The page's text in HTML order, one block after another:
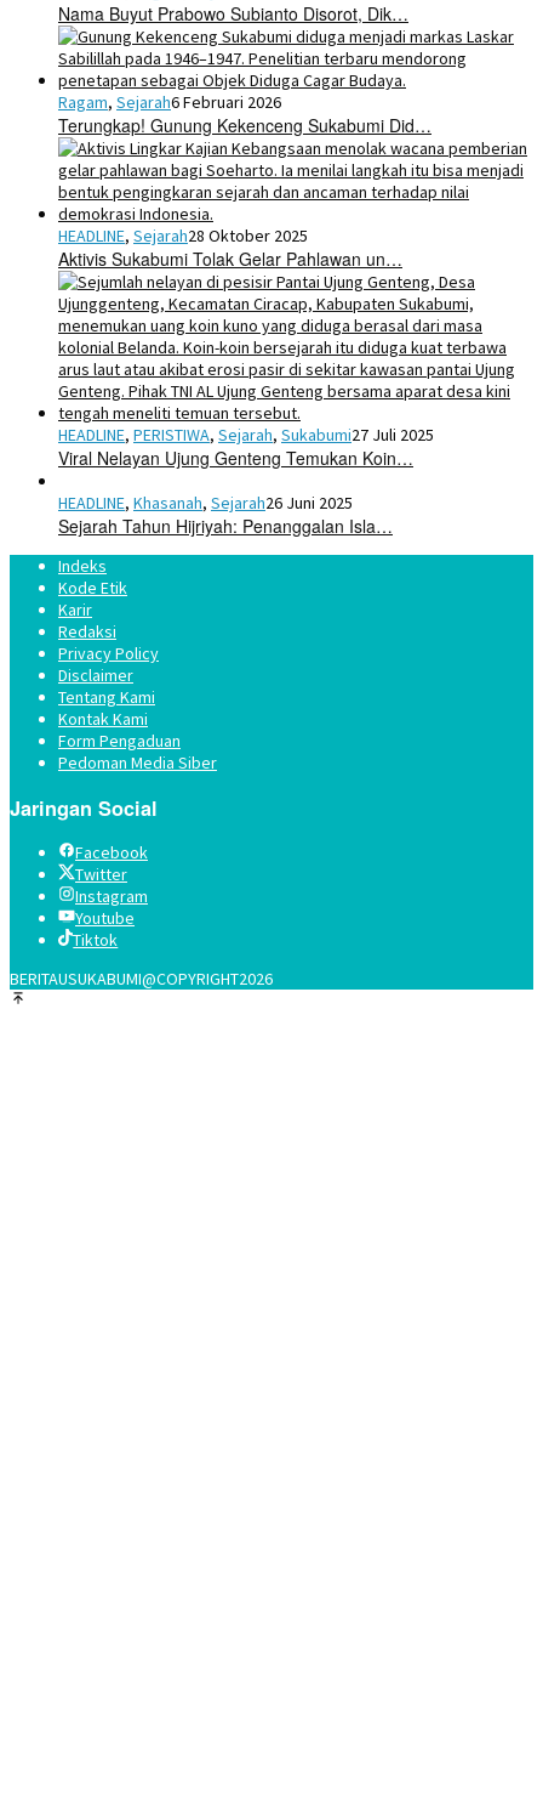
Nama Buyut Prabowo Subianto Disorot, Dik…
Ragam, Sejarah6 Februari 2026
Terungkap! Gunung Kekenceng Sukabumi Did…
HEADLINE, Sejarah28 Oktober 2025
Aktivis Sukabumi Tolak Gelar Pahlawan un…
HEADLINE, PERISTIWA, Sejarah, Sukabumi27 Juli 2025
Viral Nelayan Ujung Genteng Temukan Koin…
HEADLINE, Khasanah, Sejarah26 Juni 2025
Sejarah Tahun Hijriyah: Penanggalan Isla…
Indeks
Kode Etik
Karir
Redaksi
Privacy Policy
Disclaimer
Tentang Kami
Kontak Kami
Form Pengaduan
Pedoman Media Siber
Jaringan Social
Facebook
Twitter
Instagram
Youtube
Tiktok
BERITAUSUKABUMI@COPYRIGHT2026